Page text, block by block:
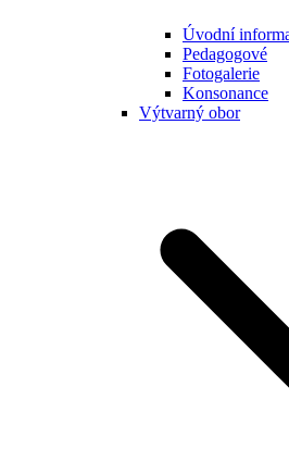
Úvodní
Pedagogové
Fotogalerie
Konsonance
Výtvarný obor